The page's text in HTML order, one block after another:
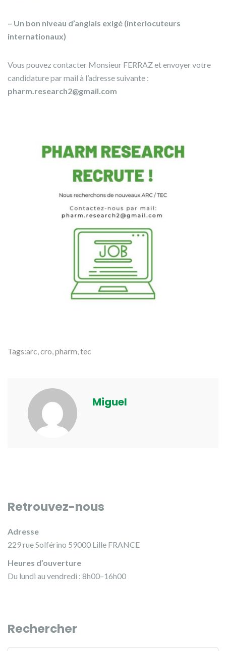
– Un bon niveau d’anglais exigé (interlocuteurs
internationaux)
Vous pouvez contacter Monsieur FERRAZ et envoyer votre
candidature par mail à l’adresse suivante :
pharm.research2@gmail.com
Tags:arc,cro,pharm,tec
Miguel
Retrouvez-nous
Adresse
229 rue Solférino 59000 Lille FRANCE
Heures d’ouverture
Du lundi au vendredi : 8h00–16h00
Rechercher